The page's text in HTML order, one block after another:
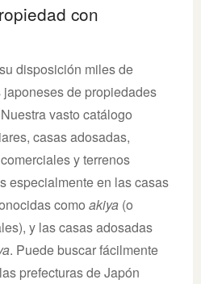
con
disposición miles de
de propiedades
vasto catálogo
casas adosadas,
y terrenos
especialmente en las casas
como akiya (o
y las casas adosadas
. Puede buscar fácilmente
prefecturas de Japón